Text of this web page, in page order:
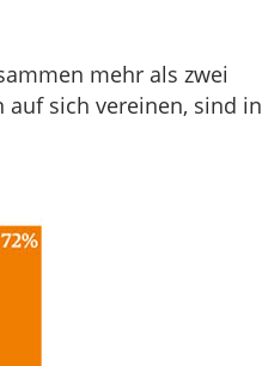
mehr als zwei
sich vereinen, sind in